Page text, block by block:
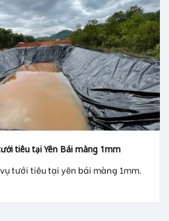
tưới tiêu tại Yên Bái màng 1mm
tưới tiêu tại yên bái màng 1mm.